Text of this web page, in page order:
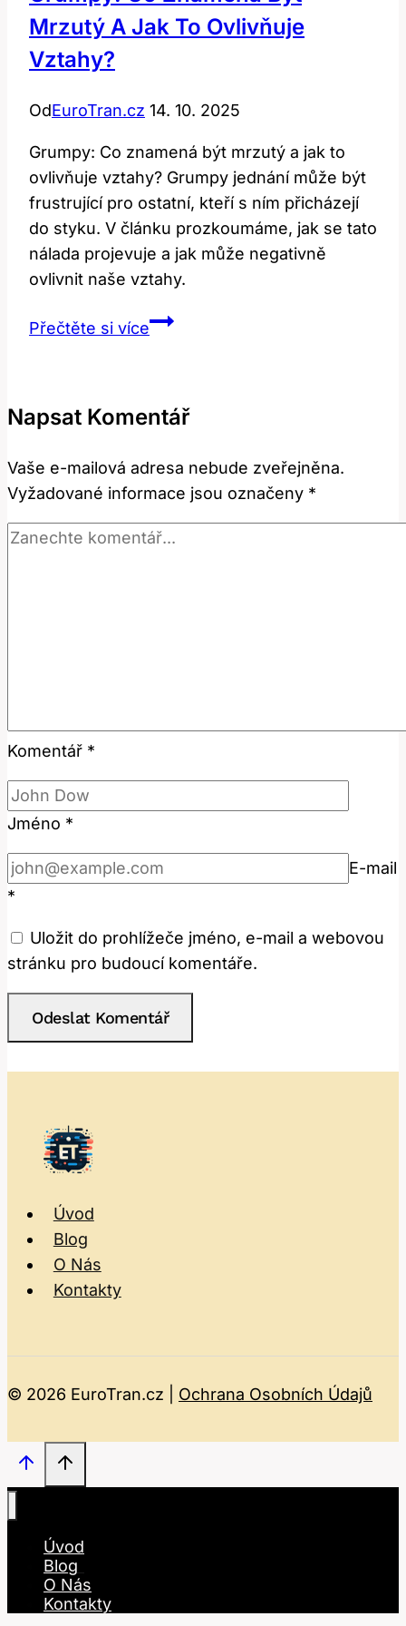
Mrzutý A Jak To Ovlivňuje
Vztahy?
OdEuroTran.cz 14. 10. 2025
Grumpy: Co znamená být mrzutý a jak to
ovlivňuje vztahy? Grumpy jednání může být
frustrující pro ostatní, kteří s ním přicházejí
do styku. V článku prozkoumáme, jak se tato
nálada projevuje a jak může negativně
ovlivnit naše vztahy.
Přečtěte si víceGrumpy:
Mrzutý
Jak
to
Ovlivňuje
Vztahy?
Napsat Komentář
Vaše e-mailová adresa nebude zveřejněna.
Vyžadované informace jsou označeny *
Komentář *
Jméno *
E-mail
*
Uložit do prohlížeče jméno, e-mail a webovou
stránku pro budoucí komentáře.
Úvod
Blog
O Nás
Kontakty
© 2026 EuroTran.cz | Ochrana Osobních Údajů
Úvod
Blog
O Nás
Kontakty